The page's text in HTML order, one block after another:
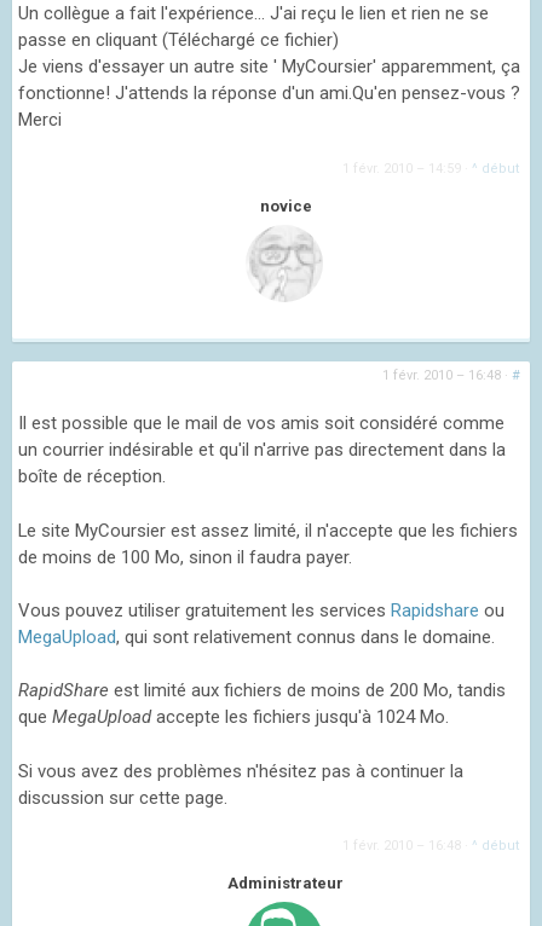
Un collègue a fait l'expérience... J'ai reçu le lien et rien ne se
passe en cliquant (Téléchargé ce fichier)
Je viens d'essayer un autre site ' MyCoursier' apparemment, ça
fonctionne! J'attends la réponse d'un ami.Qu'en pensez-vous ?
Merci
1 févr. 2010 – 14:59 ^ début
novice
1 févr. 2010 – 16:48 · #
Il est possible que le mail de vos amis soit considéré comme
un courrier indésirable et qu'il n'arrive pas directement dans la
boîte de réception.
Le site MyCoursier est assez limité, il n'accepte que les fichiers
de moins de 100 Mo, sinon il faudra payer.
Vous pouvez utiliser gratuitement les services Rapidshare ou
MegaUpload, qui sont relativement connus dans le domaine.
RapidShare est limité aux fichiers de moins de 200 Mo, tandis
que MegaUploadaccepte les fichiers jusqu'à 1024 Mo.
Si vous avez des problèmes n'hésitez pas à continuer la
discussion sur cette page.
1 févr. 2010 – 16:48 ^ début
Administrateur